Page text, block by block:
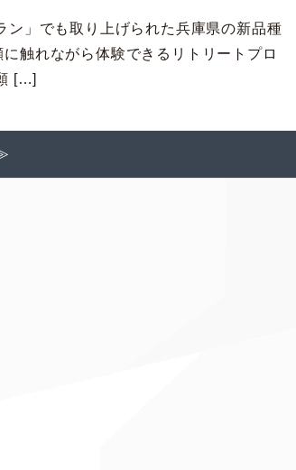
」でも取り上げられた兵庫県の新品種
触れながら体験できるリトリートプロ
[…]